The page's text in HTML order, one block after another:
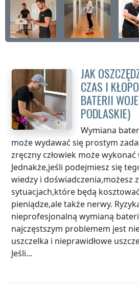
JAK
CZAS I
BATERII
PODLASKIE)
Wymiana
może wydawać się prostym
zręczny człowiek może
Jednakże,jeśli podejmiesz się
wiedzy i doświadczenia,możesz
sytuacjach,które będą
pieniądze,ale także nerwy.
nieprofesjonalną wymianą
najczęstszym problemem jest
uszczelka i nieprawidłowe
Jeśli...